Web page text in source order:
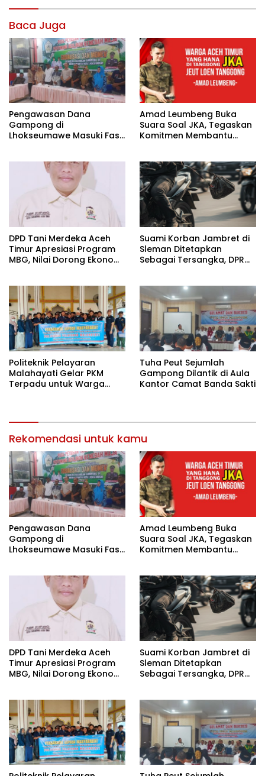
Baca Juga
Pengawasan Dana
Gampong di
Lhokseumawe Masuki Fase
Amad Leumbeng Buka
Suara Soal JKA, Tegaskan
Komitmen Membantu
DPD Tani Merdeka Aceh
Timur Apresiasi Program
MBG, Nilai Dorong Ekonomi
Suami Korban Jambret di
Sleman Ditetapkan
Sebagai Tersangka, DPR
Politeknik Pelayaran
Malahayati Gelar PKM
Terpadu untuk Warga
Tuha Peut Sejumlah
Gampong Dilantik di Aula
Kantor Camat Banda Sakti
Rekomendasi untuk kamu
Pengawasan Dana
Gampong di
Lhokseumawe Masuki Fase
Amad Leumbeng Buka
Suara Soal JKA, Tegaskan
Komitmen Membantu
DPD Tani Merdeka Aceh
Timur Apresiasi Program
MBG, Nilai Dorong Ekonomi
Suami Korban Jambret di
Sleman Ditetapkan
Sebagai Tersangka, DPR